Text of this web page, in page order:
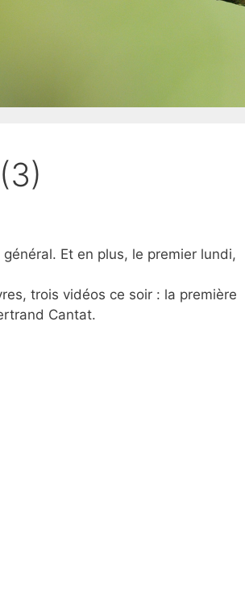
Et en plus, le premier lundi,
trois vidéos ce soir : la première
Cantat.